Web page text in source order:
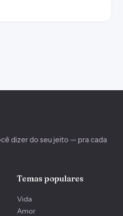
dizer do seu jeito — pra cada
Temas populares
Vida
Amor